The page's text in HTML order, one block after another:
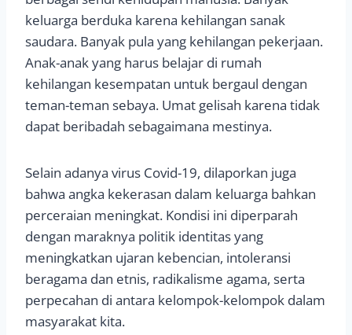
keluarga berduka karena kehilangan sanak
saudara. Banyak pula yang kehilangan pekerjaan.
Anak-anak yang harus belajar di rumah
kehilangan kesempatan untuk bergaul dengan
teman-teman sebaya. Umat gelisah karena tidak
dapat beribadah sebagaimana mestinya.
Selain adanya virus Covid-19, dilaporkan juga
bahwa angka kekerasan dalam keluarga bahkan
perceraian meningkat. Kondisi ini diperparah
dengan maraknya politik identitas yang
meningkatkan ujaran kebencian, intoleransi
beragama dan etnis, radikalisme agama, serta
perpecahan di antara kelompok-kelompok dalam
masyarakat kita.